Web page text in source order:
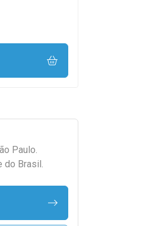
Paulo.
do Brasil.